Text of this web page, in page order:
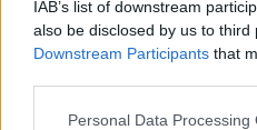
IAB’s list of downstream
also be disclosed by us to third
Downstream Participants that
Personal Data Processing